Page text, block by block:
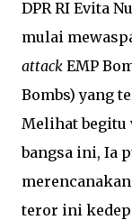
DPR RI Evita
mulai
attack EMP
Bombs) yang
Melihat
bangsa ini, Ia
teror ini